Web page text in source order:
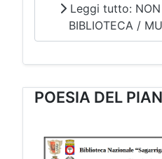
Leggi tutto: NON
BIBLIOTECA /
POESIA DEL